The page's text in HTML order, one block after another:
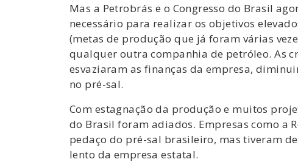
Mas a Petrobrás e o Congresso do Brasil
necessário para realizar os objetivos
(metas de produção que já foram várias
qualquer outra companhia de petróleo. As
esvaziaram as finanças da empresa,
no pré-sal.
Com estagnação da produção e muitos
do Brasil foram adiados. Empresas como a
pedaço do pré-sal brasileiro, mas tiveram
lento da empresa estatal.